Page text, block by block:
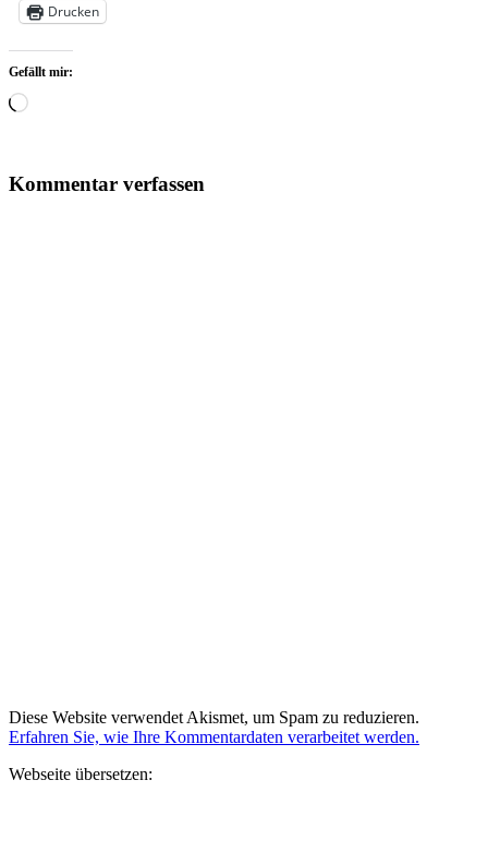
Drucken
Gefällt mir:
Wird
Kommentar verfassen
Diese Website verwendet Akismet, um Spam zu reduzieren.
Erfahren Sie, wie Ihre Kommentardaten verarbeitet werden.
Webseite übersetzen: